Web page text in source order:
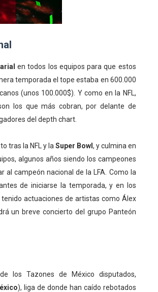
en todos los equipos para que estos
temporada el tope estaba en 600.000
(unos 100.000$). Y como en la NFL,
los que más cobran, por delante de
del depth chart.
tras la NFL y la Super Bowl , y culmina en
algunos años siendo los campeones
al campeón nacional de la LFA. Como la
de iniciarse la temporada, y en los
tenido actuaciones de artistas como Álex
un breve concierto del grupo Panteón
los Tazones de México disputados,
), liga de donde han caído rebotados